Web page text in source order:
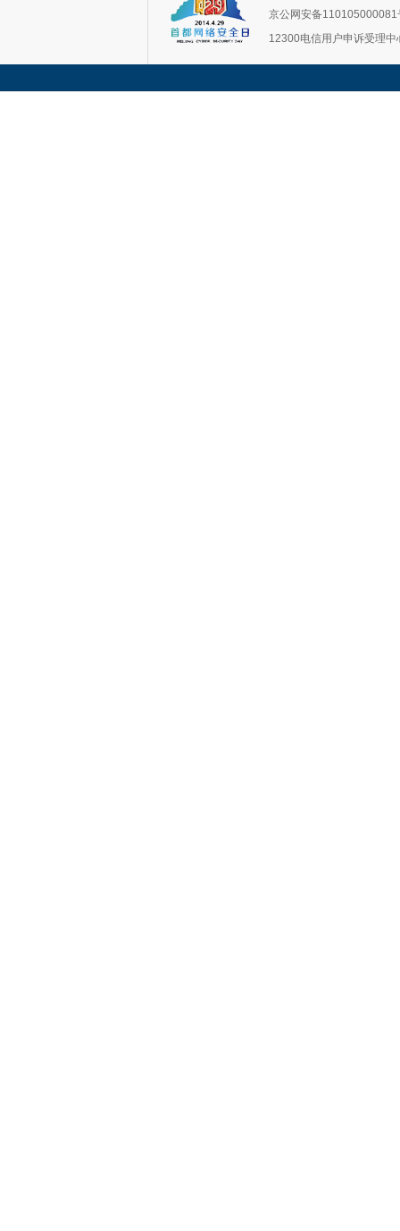
京公网安备110105000081
12300电信用户申诉受理中